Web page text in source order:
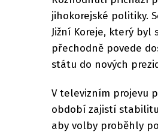
jihokorejské politiky.
Jižní Koreje, který
přechodně povede
státu do nových
V televizním projevu
období zajistí
aby volby proběhly